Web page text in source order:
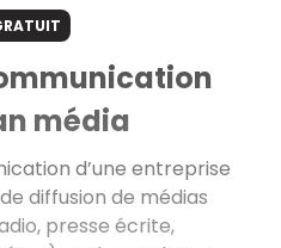
média
d’une entreprise
diffusion de médias
presse écrite,